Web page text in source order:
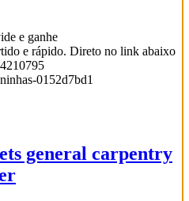
e ganhe
e rápido. Direto no link abaixo
0152d7bd1
general carpentry